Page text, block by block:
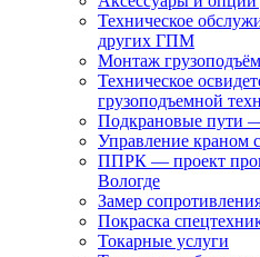
Техническое
других ГПМ
Монтаж
Техническое
грузоподъемной
Подкрановые пути
Управление краном
ППРК — проект
Вологде
Замер
Покраска
Токарные услуги